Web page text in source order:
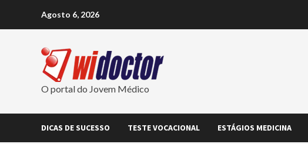
Agosto 6, 2026
O portal do Jovem Médico
DICAS DE SUCESSO TESTE VOCACIONAL ESTÁGIOS MEDICINA